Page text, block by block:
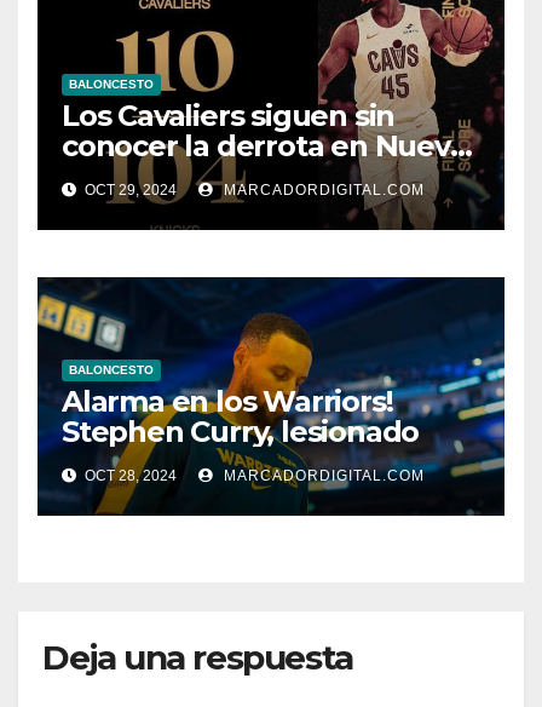
BALONCESTO
Los Cavaliers siguen sin
conocer la derrota en Nueva
York
OCT 29, 2024 MARCADORDIGITAL.COM
BALONCESTO
Alarma en los Warriors!
Stephen Curry, lesionado
OCT 28, 2024 MARCADORDIGITAL.COM
Deja una respuesta